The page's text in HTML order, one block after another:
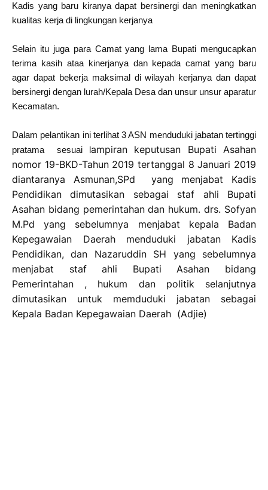
Kadis yang baru kiranya dapat bersinergi dan meningkatkan
kualitas kerja di lingkungan kerjanya
Selain itu juga para Camat yang lama Bupati mengucapkan
terima kasih ataa kinerjanya dan kepada camat yang baru
agar dapat bekerja maksimal di wilayah kerjanya dan dapat
bersinergi dengan lurah/Kepala Desa dan unsur unsur aparatur
Kecamatan.
Dalam pelantikan ini terlihat 3 ASN menduduki jabatan tertinggi
pratama sesuai lampiran keputusan Bupati Asahan
nomor 19-BKD-Tahun 2019 tertanggal 8 Januari 2019
diantaranya Asmunan,SPd yang menjabat Kadis
Pendidikan dimutasikan sebagai staf ahli Bupati
Asahan bidang pemerintahan dan hukum. drs. Sofyan
M.Pd yang sebelumnya menjabat kepala Badan
Kepegawaian Daerah menduduki jabatan Kadis
Pendidikan, dan Nazaruddin SH yang sebelumnya
menjabat staf ahli Bupati Asahan bidang
Pemerintahan , hukum dan politik selanjutnya
dimutasikan untuk memduduki jabatan sebagai
Kepala Badan Kepegawaian Daerah (Adjie)